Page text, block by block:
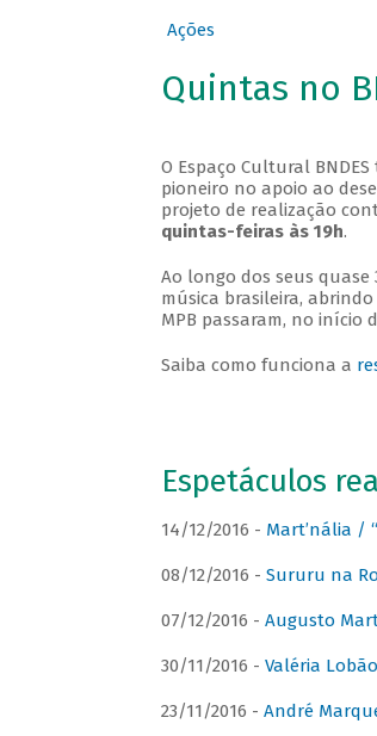
Ações
Quintas no
O Espaço Cultural
pioneiro no apoio ao
projeto de realização
quintas-feiras às 19h.
Ao longo dos seus quase
música brasileira,
MPB passaram, no início
Saiba como funciona a
Espetáculos
14/12/2016 - Mart’nália /
08/12/2016 - Sururu na
07/12/2016 - Augusto
30/11/2016 - Valéria
23/11/2016 - André